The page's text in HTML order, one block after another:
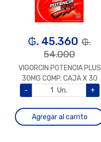
₲. 45.360 ₲.
54.000
VIGORCIN POTENCIA PLUS
30MG COMP. CAJA X 30
-
Un. +
Agregar al carrito